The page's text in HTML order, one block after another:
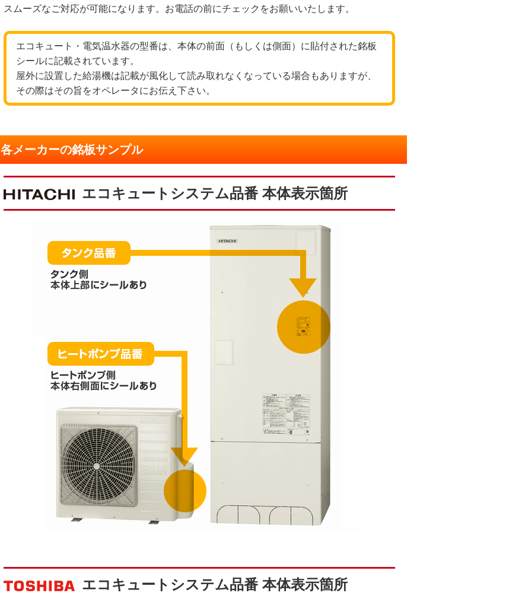
スムーズなご対応が可能になります。お電話の前にチェックをお願いいたします。
エコキュート・電気温水器の型番は、本体の前面（もしくは側面）に貼付された銘板
シールに記載されています。
屋外に設置した給湯機は記載が風化して読み取れなくなっている場合もありますが、
その際はその旨をオペレータにお伝え下さい。
各メーカーの銘板サンプル
エコキュートシステム品番 本体表示箇所
エコキュートシステム品番 本体表示箇所